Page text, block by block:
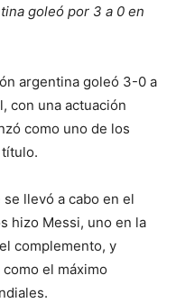
goleó por 3 a 0 en
argentina goleó 3-0 a
con una actuación
como uno de los
llevó a cabo en el
hizo Messi, uno en la
complemento, y
el máximo